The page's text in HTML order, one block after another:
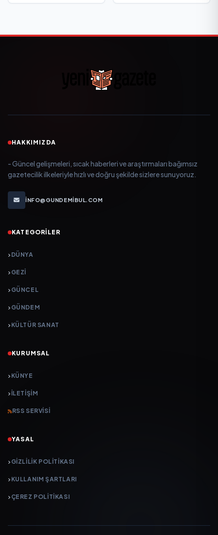
HAKKIMIZDA
- Güncel gelişmeleri, sıcak haberleri ve araştırmaları bağımsız
gazetecilik ilkeleriyle hızlı ve doğru şekilde sizlere sunuyoruz.
INFO@GUNDEMIBUL.COM
KATEGORILER
DÜNYA
GEZI
GÜNCEL
GÜNDEM
KÜLTÜR SANAT
KURUMSAL
KÜNYE
İLETIŞIM
RSS SERVISI
YASAL
GIZLILIK POLITIKASI
KULLANIM ŞARTLARI
ÇEREZ POLITIKASI